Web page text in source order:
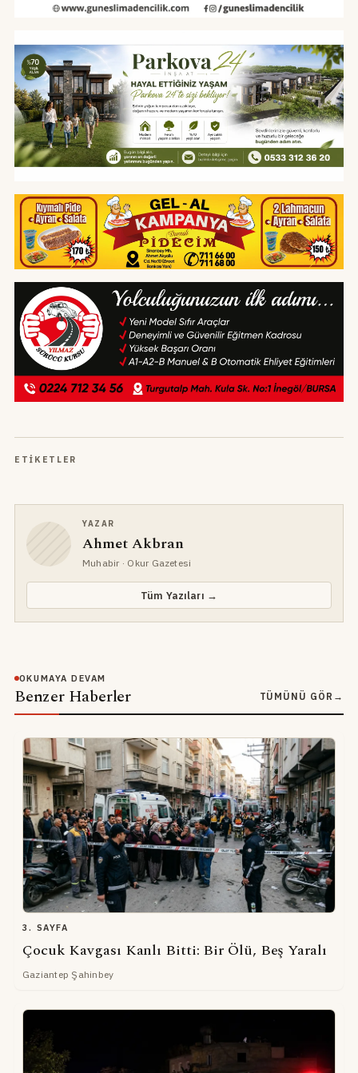
ETIKETLER
YAZAR
Ahmet Akbran
Muhabir · Okur Gazetesi
Tüm Yazıları →
OKUMAYA DEVAM
Benzer Haberler TÜMÜNÜ GÖR →
3. SAYFA
Çocuk Kavgası Kanlı Bitti: Bir Ölü, Beş Yaralı
Gaziantep Şahinbey